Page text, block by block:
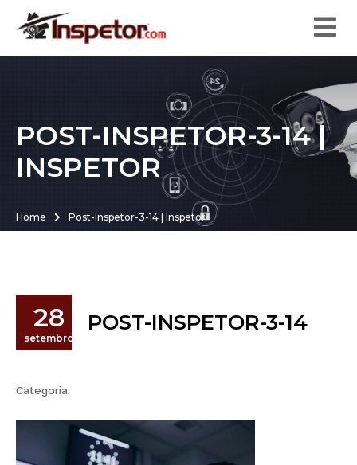
POST-INSPETOR-3-14 |
INSPETOR
Home Post-Inspetor-3-14 | Inspetor
28
setembro
POST-INSPETOR-3-14
Categoria: